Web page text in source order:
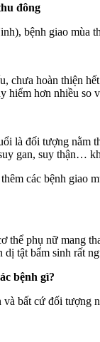
đông
bệnh giao mùa
chưa hoàn thiện
hiểm hơn nhiều so
là đối tượng nằm
gan, suy thận…
các bệnh giao
thể phụ nữ mang
tật bẩm sinh rất
bệnh gì?
bất cứ đối tượng